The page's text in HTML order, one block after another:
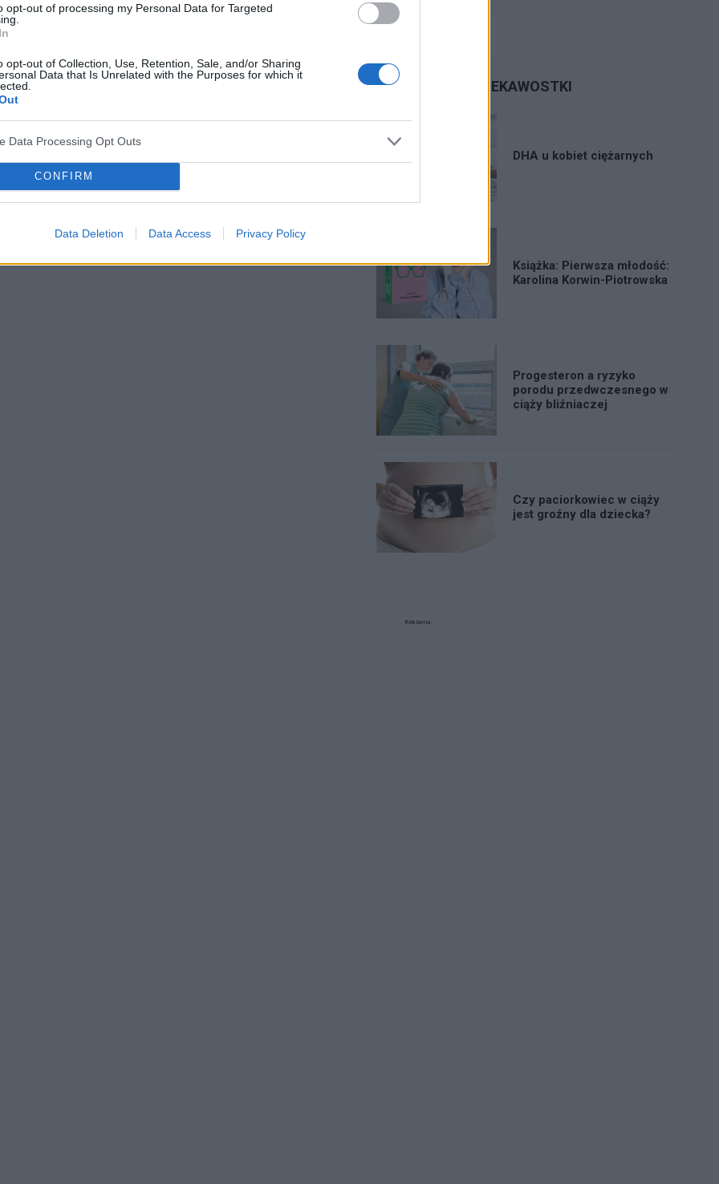
opt-out of processing my Personal Data for Targeted
opt-out of Collection, Use, Retention, Sale, and/or Sharing
Data that Is Unrelated with the Purposes for which it
Data Processing Opt Outs
CONFIRM
Data Deletion Data Access Privacy Policy
CIEKAWOSTKI
DHA u kobiet ciężarnych
Książka: Pierwsza młodość:
Karolina Korwin-Piotrowska
Progesteron a ryzyko
porodu przedwczesnego w
ciąży bliźniaczej
Czy paciorkowiec w ciąży
jest groźny dla dziecka?
Reklama: